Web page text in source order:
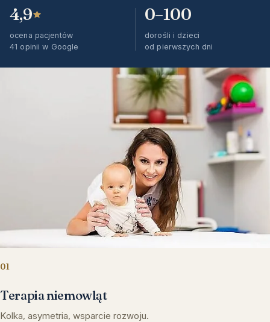
4,9
ocena pacjentów
41 opinii w Google
0–100
dorośli i dzieci
od pierwszych dni
01
Terapia niemowląt
Kolka, asymetria, wsparcie rozwoju.